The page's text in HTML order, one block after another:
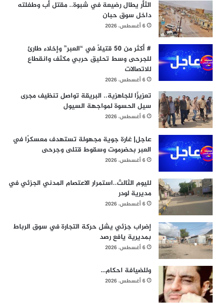
الثأر يطال رضيعة في شبوة.. مقتل أب وطفلته
داخل سوق حبان
6 أغسطس، 2026
# أكثر من 50 قتيلاً في “العبر” وإخلاء طارئ
للجرحى وسط تحليق حربي مكثف وانقطاع
للاتصالات
6 أغسطس، 2026
تعزيزًا للجاهزية.. البريقة تواصل تنظيف مجرى
سيل الحسوة لمواجهة السيول
6 أغسطس، 2026
عاجل| غارة جوية مجهولة تستهدف معسكرًا في
العبر بحضرموت وسقوط قتلى وجرحى
6 أغسطس، 2026
لليوم الثالث..استمرار الاعتصام المدني الجزئي في
مديرية لودر
6 أغسطس، 2026
إضراب جزئي يشل حركة التجارة في سوق الرباط
بمديرية يافع رصد
6 أغسطس، 2026
وللضيافة احكام…
6 أغسطس، 2026